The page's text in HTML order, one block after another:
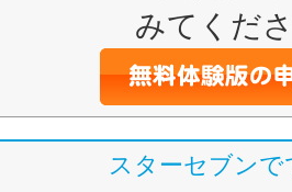
みてくださ
スターセブンで